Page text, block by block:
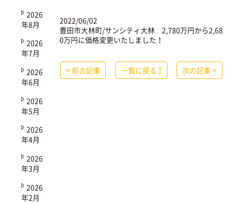
2022/06/02
豊田市大林町/サンシティ大林 2,780万円から2,68
0万円に価格変更いたしました！
前の記事 次の記事
一覧に戻る
2026
年8月
2026
年7月
2026
年6月
2026
年5月
2026
年4月
2026
年3月
2026
年2月